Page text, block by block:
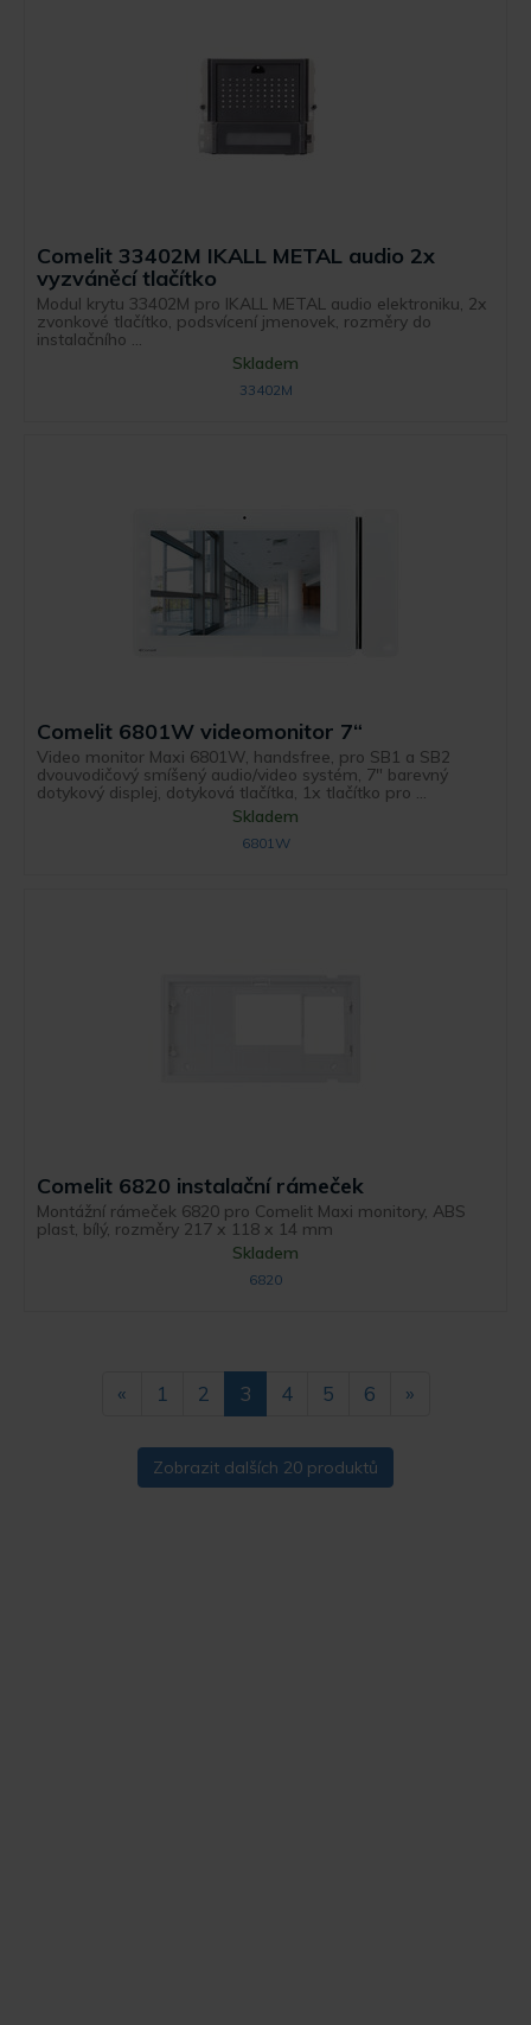
Comelit 33402M IKALL METAL audio 2x
vyzváněcí tlačítko
Modul krytu 33402M pro IKALL METAL audio elektroniku, 2x
zvonkové tlačítko, podsvícení jmenovek, rozměry do
instalačního ...
Skladem
33402M
Comelit 6801W videomonitor 7“
Video monitor Maxi 6801W, handsfree, pro SB1 a SB2
dvouvodičový smíšený audio/video systém, 7" barevný
dotykový displej, dotyková tlačítka, 1x tlačítko pro ...
Skladem
6801W
Comelit 6820 instalační rámeček
Montážní rámeček 6820 pro Comelit Maxi monitory, ABS
plast, bílý, rozměry 217 x 118 x 14 mm
Skladem
6820
« 1 2 3 4 5 6 »
Zobrazit dalších 20 produktů